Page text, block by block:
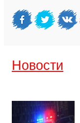
Новости